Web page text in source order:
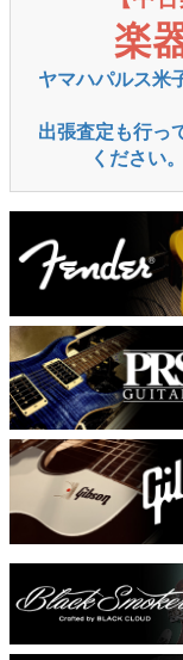
楽
ヤマハパルス米
出張査定も行っ
ください